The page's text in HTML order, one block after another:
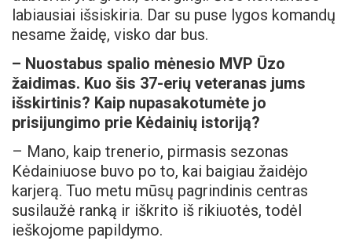
labiausiai išsiskiria. Dar su puse lygos komandų
nesame žaidę, visko dar bus.
– Nuostabus spalio mėnesio MVP Ūzo
žaidimas. Kuo šis 37-erių veteranas jums
išskirtinis? Kaip nupasakotumėte jo
prisijungimo prie Kėdainių istoriją?
– Mano, kaip trenerio, pirmasis sezonas
Kėdainiuose buvo po to, kai baigiau žaidėjo
karjerą. Tuo metu mūsų pagrindinis centras
susilaužė ranką ir iškrito iš rikiuotės, todėl
ieškojome papildymo.